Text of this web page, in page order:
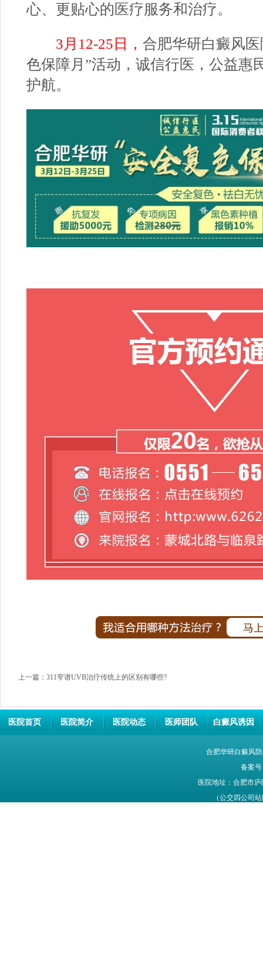
心、更贴心的医疗服务和治疗。
3月12-25日， 合肥华研白癜风
色保障月”活动，诚信行医，公益惠
护航。
上一篇： 311窄谱UVB治疗传统上的区别有哪些?
医院首页 医院简介 医院动态 医师团队 白癜风诱因
合肥华研白癜风
备案号
医院地址：合肥市
（公交四公司